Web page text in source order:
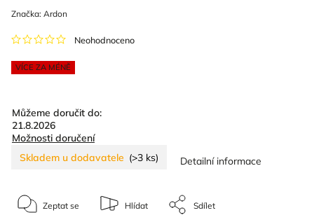
VÍCE ZA MÉNĚ
Neohodnoceno
Značka: Ardon
Můžeme doručit do:
21.8.2026
Možnosti doručení
Skladem u dodavatele (>3 ks) Detailní informace
Zeptat se Hlídat Sdílet